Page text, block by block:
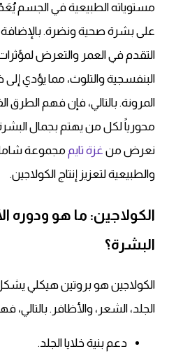
مستوياته الطبيعية في الجسم
على بشرة صحية ونضرة. بالإضافة
التقدم في العمر والتعرض
البنفسجية والتلوث، مما يؤدي
المرونة. بالتالي، فإن فهم الطرق
محورياً لكل من يهتم بجمال
نعرض من غزة تايم مجموعة
والطبيعية لتعزيز إنتاج الكولاجين.
الكولاجين: ما هو
البشرة؟
الكولاجين هو بروتين هيكلي
الجلد، الشعر، والأظافر.
دعم بنية خلايا الجلد.